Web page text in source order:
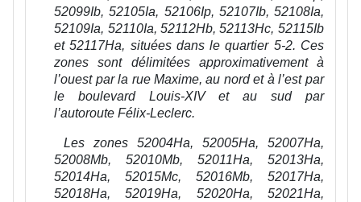
52099Ib, 52105Ia, 52106Ip, 52107Ib, 52108Ia,
52109Ia, 52110Ia, 52112Hb, 52113Hc, 52115Ib
et 52117Ha, situées dans le quartier 5-2. Ces
zones sont délimitées approximativement à
l’ouest par la rue Maxime, au nord et à l’est par
le boulevard Louis-XIV et au sud par
l’autoroute Félix-Leclerc.
Les zones 52004Ha, 52005Ha, 52007Ha,
52008Mb, 52010Mb, 52011Ha, 52013Ha,
52014Ha, 52015Mc, 52016Mb, 52017Ha,
52018Ha, 52019Ha, 52020Ha, 52021Ha,